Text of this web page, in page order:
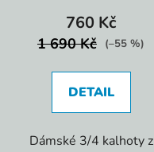
760 Kč
1 690 Kč (–55 %)
DETAIL
Dámské 3/4 kalhoty z